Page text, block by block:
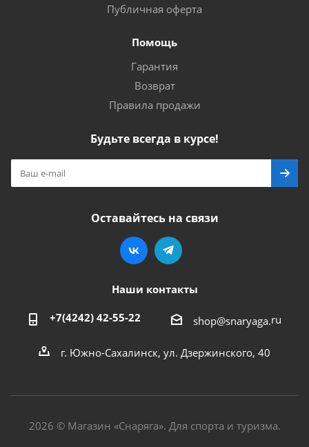
Публичная оферта
Помощь
Гарантия
Возврат
Правила продажи
Будьте всегда в курсе!
Оставайтесь на связи
Наши контакты
+7(4242) 42-55-22 shop@snaryaga.ru
г. Южно-Сахалинск, ул. Дзержинского, 40
2026 © Магазин «Снаряга». Для спорта и туризма.